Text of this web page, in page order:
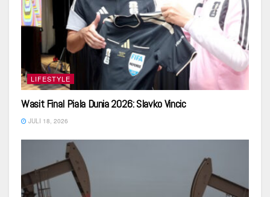
LIFESTYLE
Wasit Final Piala Dunia 2026: Slavko Vincic
JULI 18, 2026